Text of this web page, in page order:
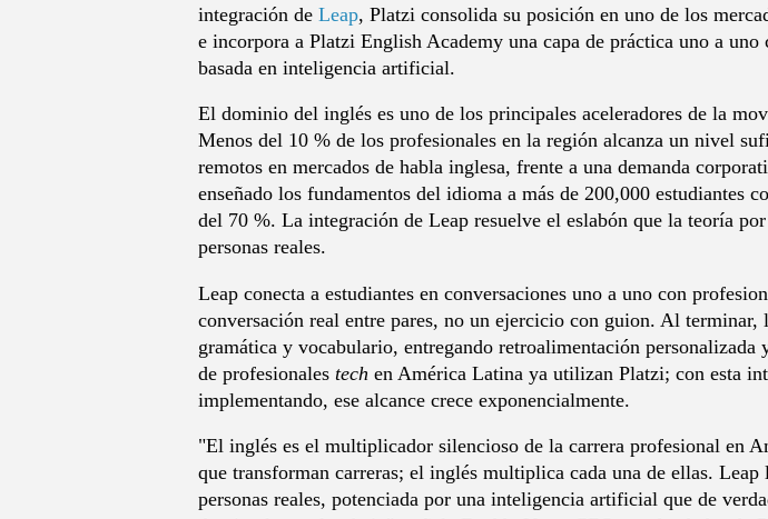
integración de Leap, Platzi consolida su posición en uno de los
e incorpora a Platzi English Academy una capa de práctica uno a
basada en inteligencia artificial.
El dominio del inglés es uno de los principales aceleradores de la
Menos del 10 % de los profesionales en la región alcanza un nivel
remotos en mercados de habla inglesa, frente a una demanda
enseñado los fundamentos del idioma a más de 200,000
del 70 %. La integración de Leap resuelve el eslabón que la teoría
personas reales.
Leap conecta a estudiantes en conversaciones uno a uno con
conversación real entre pares, no un ejercicio con guion. Al
gramática y vocabulario, entregando retroalimentación
de profesionales tech en América Latina ya utilizan Platzi; con esta
implementando, ese alcance crece exponencialmente.
"El inglés es el multiplicador silencioso de la carrera profesional en
que transforman carreras; el inglés multiplica cada una de ellas.
personas reales, potenciada por una inteligencia artificial que de